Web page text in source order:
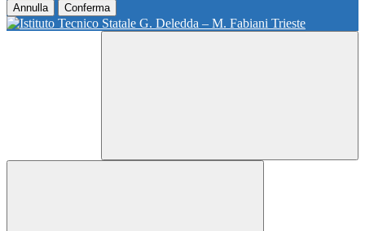
Annulla Conferma